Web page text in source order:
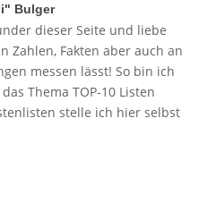
Bulger
dieser Seite und liebe
Zahlen, Fakten aber auch an
messen lässt! So bin ich
Thema TOP-10 Listen
stelle ich hier selbst